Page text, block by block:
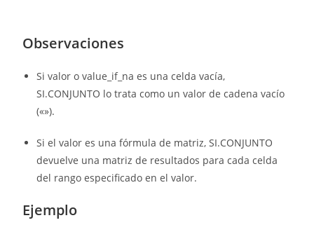
Observaciones
Si valor o value_if_na es una celda vacía,
SI.CONJUNTO lo trata como un valor de cadena vacío
(«»).
Si el valor es una fórmula de matriz, SI.CONJUNTO
devuelve una matriz de resultados para cada celda
del rango especificado en el valor.
Ejemplo